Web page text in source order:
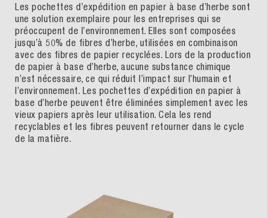
Les pochettes d’expédition en papier à base d’herbe sont
une solution exemplaire pour les entreprises qui se
préoccupent de l’environnement. Elles sont composées
jusqu’à 50% de fibres d’herbe, utilisées en combinaison
avec des fibres de papier recyclées. Lors de la production
de papier à base d’herbe, aucune substance chimique
n’est nécessaire, ce qui réduit l’impact sur l’humain et
l’environnement. Les pochettes d’expédition en papier à
base d’herbe peuvent être éliminées simplement avec les
vieux papiers après leur utilisation. Cela les rend
recyclables et les fibres peuvent retourner dans le cycle
de la matière.